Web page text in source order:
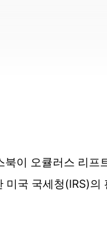
북이 오큘러스 리
미국 국세청(IRS)